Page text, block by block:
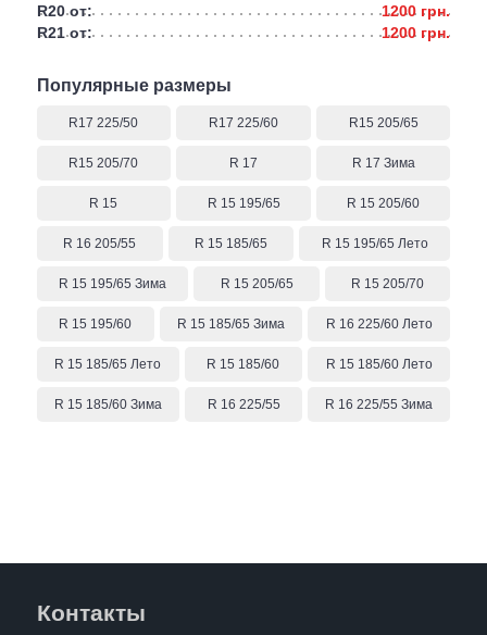
R20 от:
1200 грн.
R21 от:
1200 грн.
Популярные размеры
R17 225/50 R17 225/60 R15 205/65
R15 205/70 R 17 R 17 Зима
R 15 R 15 195/65 R 15 205/60
R 16 205/55 R 15 185/65 R 15 195/65 Лето
R 15 195/65 Зима R 15 205/65 R 15 205/70
R 15 195/60 R 15 185/65 Зима R 16 225/60 Лето
R 15 185/65 Лето R 15 185/60 R 15 185/60 Лето
R 15 185/60 Зима R 16 225/55 R 16 225/55 Зима
Контакты